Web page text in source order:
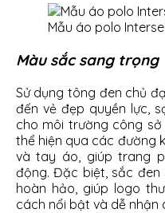
Mẫu áo polo
Màu sắc sang trọng
Sử dụng tông đen chủ
đến vẻ đẹp quyền lực,
cho môi trường công
thể hiện qua các đường
và tay áo, giúp trang
động. Đặc biệt, sắc đen
hoàn hảo, giúp logo
cách nổi bật và dễ nhận